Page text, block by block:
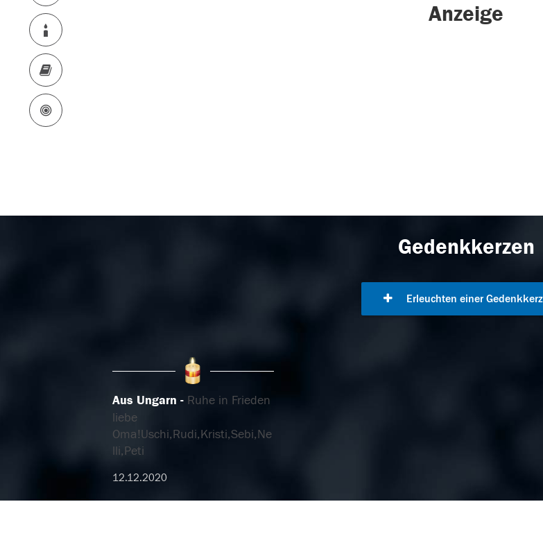
Anzeige
Gedenkkerzen
Erleuchten einer
Aus Ungarn
Ruhe in Frieden
liebe
Oma!Uschi,Rudi,Kristi,Sebi,Ne
lli,Peti
12.12.2020